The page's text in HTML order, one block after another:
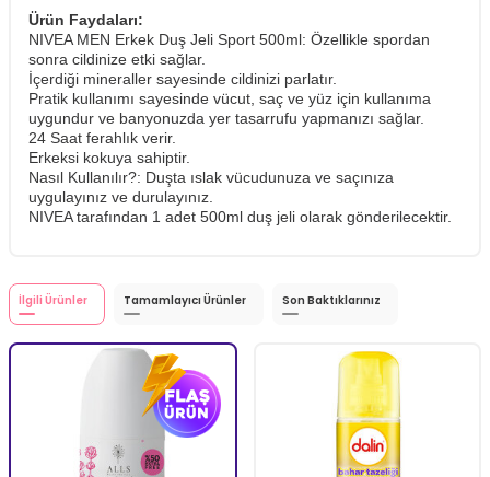
Ürün Faydaları:
NIVEA MEN Erkek Duş Jeli Sport 500ml: Özellikle spordan
sonra cildinize etki sağlar.
İçerdiği mineraller sayesinde cildinizi parlatır.
Pratik kullanımı sayesinde vücut, saç ve yüz için kullanıma
uygundur ve banyonuzda yer tasarrufu yapmanızı sağlar.
24 Saat ferahlık verir.
Erkeksi kokuya sahiptir.
Nasıl Kullanılır?: Duşta ıslak vücudunuza ve saçınıza
uygulayınız ve durulayınız.
NIVEA tarafından 1 adet 500ml duş jeli olarak gönderilecektir.
İlgili Ürünler Tamamlayıcı Ürünler Son Baktıklarınız